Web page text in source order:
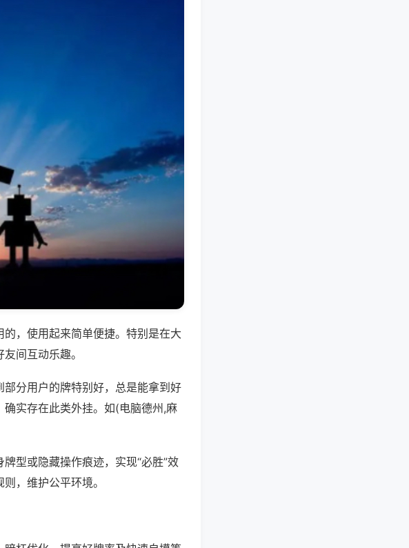
，使用起来简单便捷。特别是在大
间互动乐趣。
分用户的牌特别好，总是能拿到好
实存在此类外挂。如(电脑德州,麻
型或隐藏操作痕迹，实现“必胜”效
，维护公平环境。